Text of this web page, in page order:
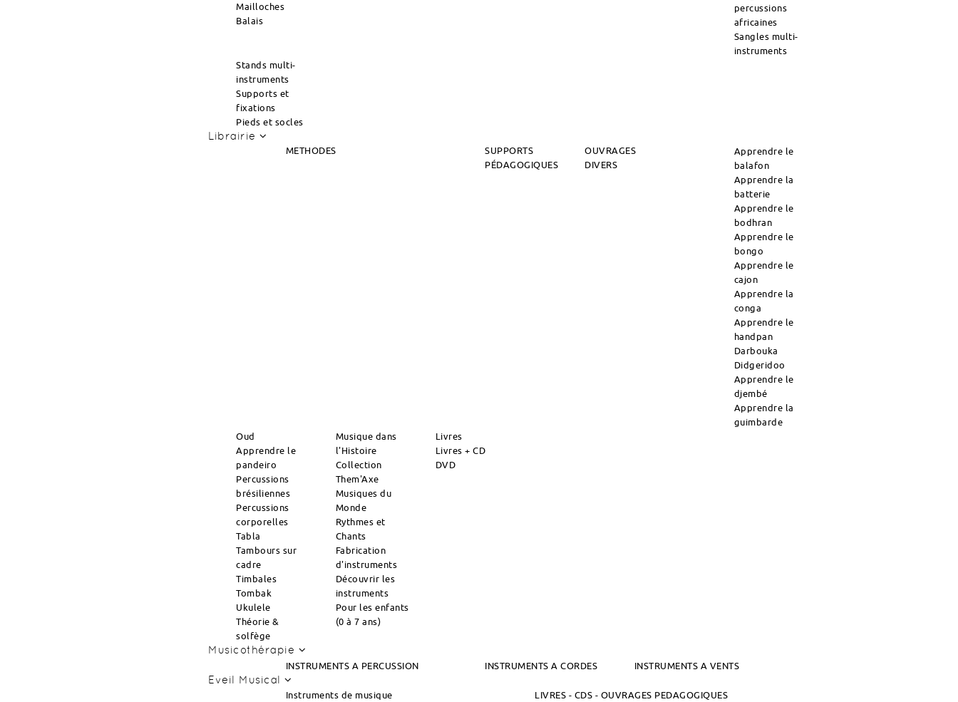
Mailloches
Balais
percussions
africaines
Sangles multi-
instruments
Stands multi-
instruments
Supports et
fixations
Pieds et socles
Librairie
METHODES
SUPPORTS
PÉDAGOGIQUES
OUVRAGES
DIVERS
Apprendre le
balafon
Apprendre la
batterie
Apprendre le
bodhran
Apprendre le
bongo
Apprendre le
cajon
Apprendre la
conga
Apprendre le
handpan
Darbouka
Didgeridoo
Apprendre le
djembé
Apprendre la
guimbarde
Oud
Apprendre le
pandeiro
Percussions
brésiliennes
Percussions
corporelles
Tabla
Tambours sur
cadre
Timbales
Tombak
Ukulele
Théorie &
solfège
Musique dans
l'Histoire
Collection
Them'Axe
Musiques du
Monde
Rythmes et
Chants
Fabrication
d'instruments
Découvrir les
instruments
Pour les enfants
(0 à 7 ans)
Livres
Livres + CD
DVD
Musicothérapie
INSTRUMENTS A PERCUSSION INSTRUMENTS A CORDES INSTRUMENTS A VENTS
Eveil Musical
Instruments de musique LIVRES - CDS - OUVRAGES PEDAGOGIQUES